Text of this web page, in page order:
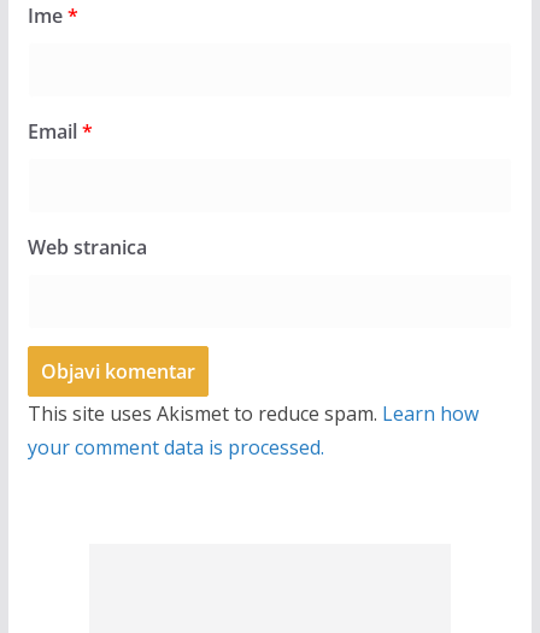
Ime*
Email*
Web stranica
This site uses Akismet to reduce spam. Learn how
your comment data is processed.